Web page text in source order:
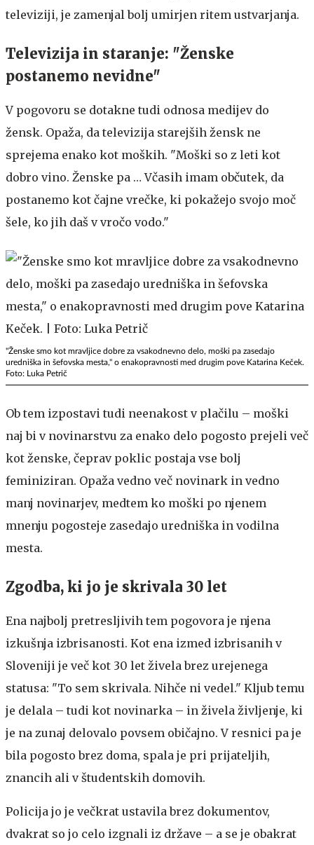
televiziji, je zamenjal bolj umirjen ritem ustvarjanja.
Televizija in staranje: "Ženske
postanemo nevidne"
V pogovoru se dotakne tudi odnosa medijev do
žensk. Opaža, da televizija starejših žensk ne
sprejema enako kot moških. "Moški so z leti kot
dobro vino. Ženske pa … Včasih imam občutek, da
postanemo kot čajne vrečke, ki pokažejo svojo moč
šele, ko jih daš v vročo vodo."
"Ženske smo kot mravljice dobre za vsakodnevno delo, moški pa zasedajo
uredniška in šefovska mesta," o enakopravnosti med drugim pove Katarina Keček.
Foto: Luka Petrič
Ob tem izpostavi tudi neenakost v plačilu – moški
naj bi v novinarstvu za enako delo pogosto prejeli več
kot ženske, čeprav poklic postaja vse bolj
feminiziran. Opaža vedno več novinark in vedno
manj novinarjev, medtem ko moški po njenem
mnenju pogosteje zasedajo uredniška in vodilna
mesta.
Zgodba, ki jo je skrivala 30 let
Ena najbolj pretresljivih tem pogovora je njena
izkušnja izbrisanosti. Kot ena izmed izbrisanih v
Sloveniji je več kot 30 let živela brez urejenega
statusa: "To sem skrivala. Nihče ni vedel." Kljub temu
je delala – tudi kot novinarka – in živela življenje, ki
je na zunaj delovalo povsem običajno. V resnici pa je
bila pogosto brez doma, spala je pri prijateljih,
znancih ali v študentskih domovih.
Policija jo je večkrat ustavila brez dokumentov,
dvakrat so jo celo izgnali iz države – a se je obakrat